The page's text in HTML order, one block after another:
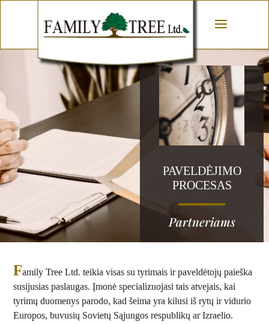
PAVELDĖJIMO
PROCESAS
Partneriams
Family Tree Ltd. teikia visas su tyrimais ir paveldėtojų paieška
susijusias paslaugas. Įmonė specializuojasi tais atvejais, kai
tyrimų duomenys parodo, kad šeima yra kilusi iš rytų ir vidurio
Europos, buvusių Sovietų Sąjungos respublikų ar Izraelio.